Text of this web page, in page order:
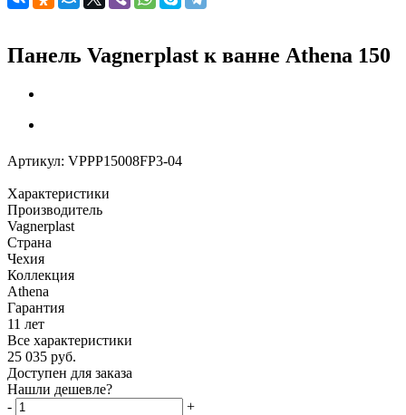
Панель Vagnerplast к ванне Athena 150
Артикул: VPPP15008FP3-04
Характеристики
Производитель
Vagnerplast
Страна
Чехия
Коллекция
Athena
Гарантия
11 лет
Все характеристики
25 035 руб.
Доступен для заказа
Нашли дешевле?
-
+